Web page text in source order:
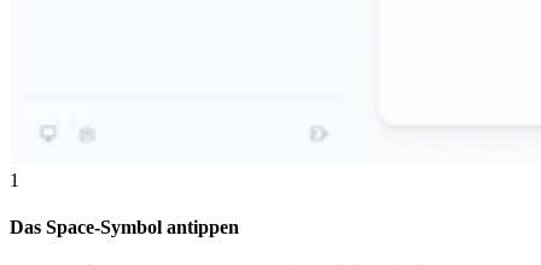
1
Das Space-Symbol antippen